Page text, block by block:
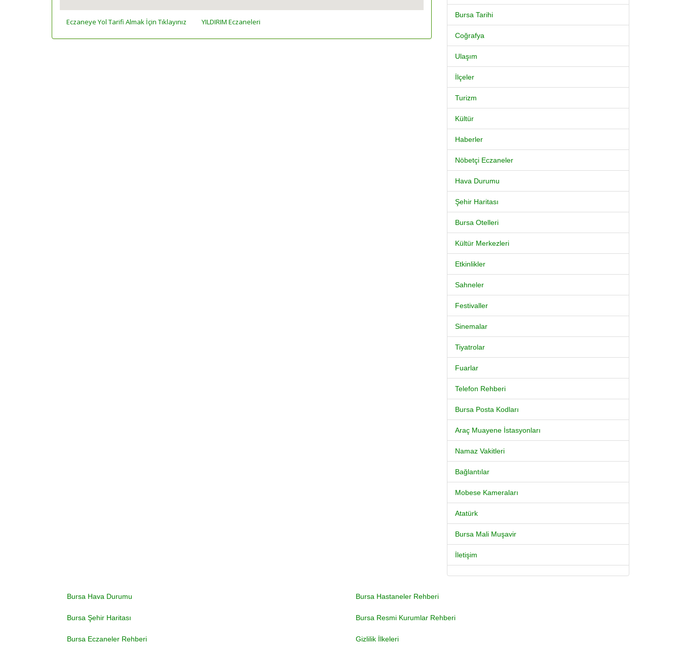
Eczaneye Yol Tarifi Almak İçin Tıklayınız YILDIRIM Eczaneleri
Bursa Tarihi
Coğrafya
Ulaşım
İlçeler
Turizm
Kültür
Haberler
Nöbetçi Eczaneler
Hava Durumu
Şehir Haritası
Bursa Otelleri
Kültür Merkezleri
Etkinlikler
Sahneler
Festivaller
Sinemalar
Tiyatrolar
Fuarlar
Telefon Rehberi
Bursa Posta Kodları
Araç Muayene İstasyonları
Namaz Vakitleri
Bağlantılar
Mobese Kameraları
Atatürk
Bursa Mali Muşavir
İletişim
Bursa Hava Durumu
Bursa Şehir Haritası
Bursa Eczaneler Rehberi
Bursa Hastaneler Rehberi
Bursa Resmi Kurumlar Rehberi
Gizlilik İlkeleri